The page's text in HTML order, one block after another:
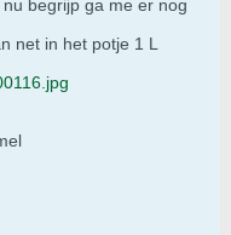
begrijp ga me er nog
net in het potje 1 L